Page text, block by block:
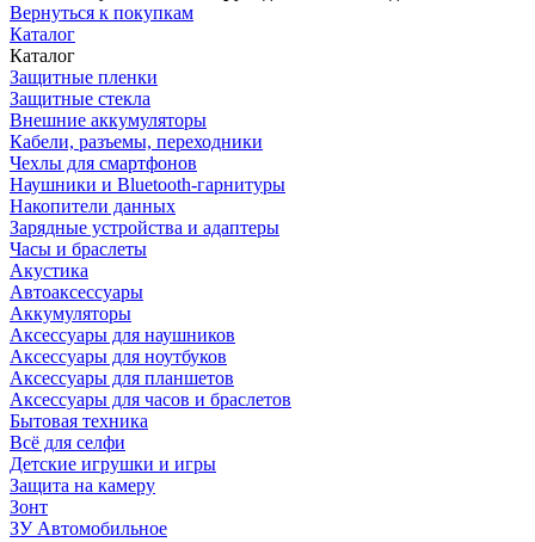
Вернуться к покупкам
Каталог
Каталог
Защитные пленки
Защитные стекла
Внешние аккумуляторы
Кабели, разъемы, переходники
Чехлы для смартфонов
Наушники и Bluetooth-гарнитуры
Накопители данных
Зарядные устройства и адаптеры
Часы и браслеты
Акустика
Автоаксессуары
Аккумуляторы
Аксессуары для наушников
Аксессуары для ноутбуков
Аксессуары для планшетов
Аксессуары для часов и браслетов
Бытовая техника
Всё для селфи
Детские игрушки и игры
Защита на камеру
Зонт
ЗУ Автомобильное